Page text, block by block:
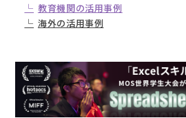
教育機関の活用事例
海外の活用事例